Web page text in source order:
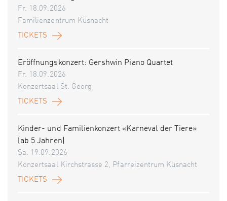
Fr. 18.09.2026
Familienzentrum Küsnacht
TICKETS
Eröffnungskonzert: Gershwin Piano Quartet
Fr. 18.09.2026
Konzertsaal St. Georg
TICKETS
Kinder- und Familienkonzert «Karneval der Tiere»
(ab 5 Jahren)
Sa. 19.09.2026
Konzertsaal Kirchstrasse 2, Pfarreizentrum Küsnacht
TICKETS